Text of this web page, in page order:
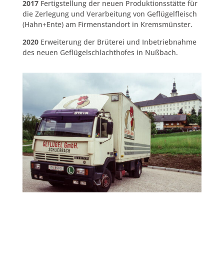
2017Fertigstellung der neuen Produktionsstätte für
die Zerlegung und Verarbeitung von Geflügelfleisch
(Hahn+Ente) am Firmenstandort in Kremsmünster.
2020Erweiterung der Brüterei und Inbetriebnahme
des neuen Geflügelschlachthofes in Nußbach.